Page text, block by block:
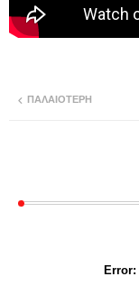
ΠΑΛΑΙΌΤΕΡΗ
Error: